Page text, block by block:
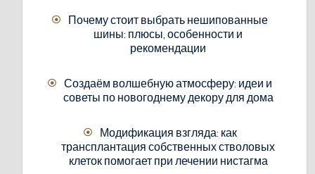
Почему стоит выбрать нешипованные
шины: плюсы, особенности и
рекомендации
Создаём волшебную атмосферу: идеи и
советы по новогоднему декору для дома
Модификация взгляда: как
трансплантация собственных стволовых
клеток помогает при лечении нистагма